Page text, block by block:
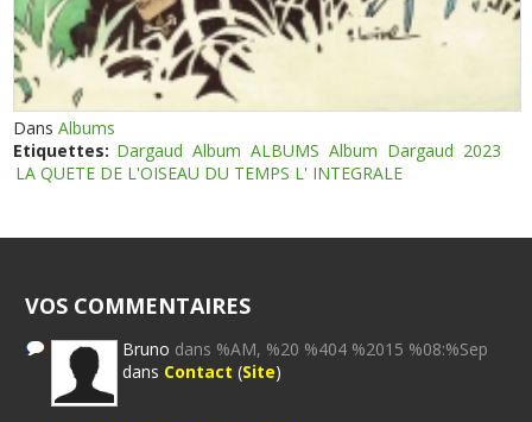
DansAlbums
Etiquettes: Dargaud Album ALBUMS Album Dargaud 2023
LA QUETE DE L'OISEAU DU TEMPS L' INTEGRALE
VOS COMMENTAIRES
Bruno dans %AM, %20 %404 %2015 %08:%Sep
dans Contact (Site)